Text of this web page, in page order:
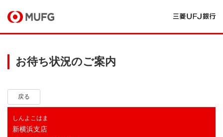
お待ち状況のご案内
戻る
しんよこはま
新横浜支店